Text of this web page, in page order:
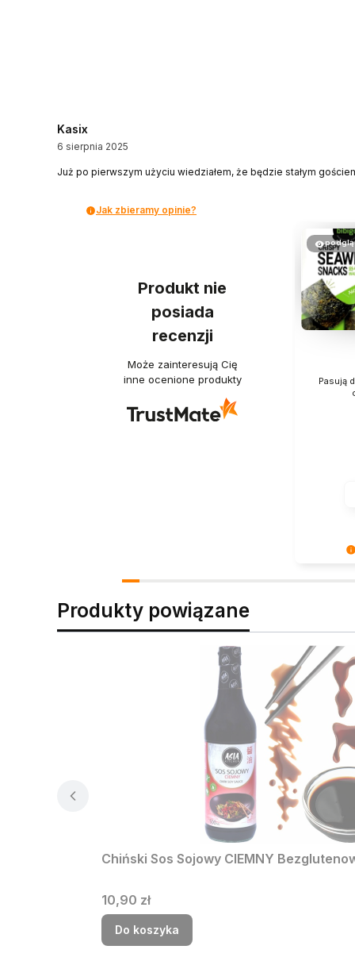
Kasix
6 sierpnia 2025
Już po pierwszym użyciu wiedziałem, że będzie stałym
Jak zbieramy opinie?
Produkt nie
posiada
recenzji
Może zainteresują Cię
inne ocenione produkty
Pasują
Produkty powiązane
Chiński Sos Sojowy CIEMNY
Cena
10,90 zł
Do koszyka